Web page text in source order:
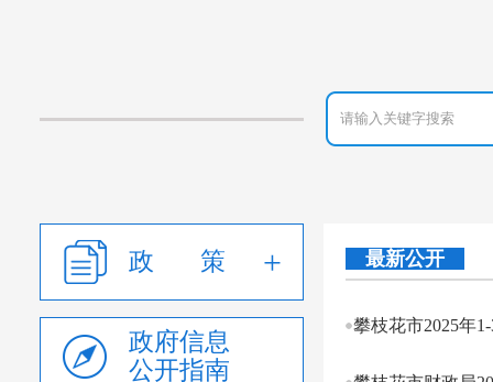
政 策
政府信息
公开指南
最新公开
攀枝花市2025年